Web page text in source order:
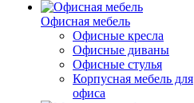
Офисная мебель
Офисные кресла
Офисные диваны
Офисные стулья
Корпусная мебель для
офиса